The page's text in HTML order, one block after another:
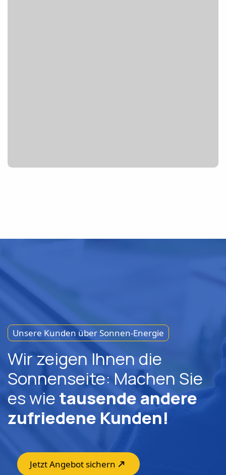
Unsere Kunden über Sonnen-Energie
Wir zeigen Ihnen die
Sonnenseite: Machen Sie
es wie tausende andere
zufriedene Kunden!
Jetzt Angebot sichern